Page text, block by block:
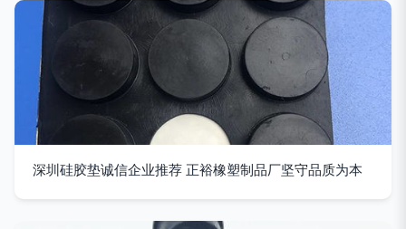
深圳硅胶垫诚信企业推荐 正裕橡塑制品厂坚守品质为本